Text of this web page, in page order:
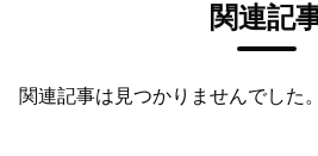
関連記
関連記事は見つかりませんでした。